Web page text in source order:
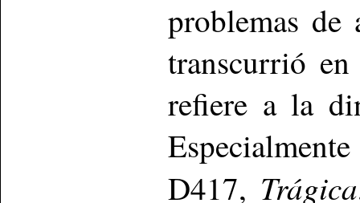
problemas de
transcurrió
refiere a la
D417, Trágica